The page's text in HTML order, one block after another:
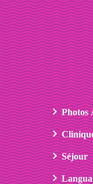
Photos
Séjour